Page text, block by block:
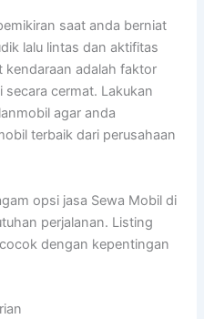
saat anda berniat
lalu lintas dan aktifitas
kendaraan adalah faktor
cermat. Lakukan
agar anda
terbaik dari perusahaan
opsi jasa Sewa Mobil di
perjalanan. Listing
dengan kepentingan